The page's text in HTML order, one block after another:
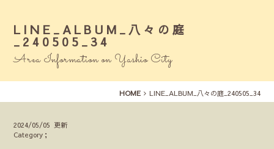
LINE_ALBUM_八々の庭
_240505_34
Area Information on Yashio City
HOME LINE_ALBUM_八々の庭_240505_34
2024/05/05 更新
Category；